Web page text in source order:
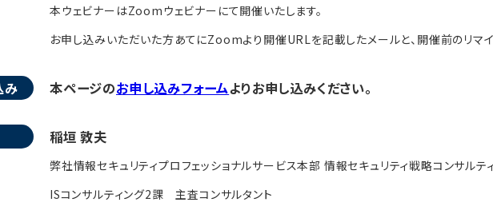
本ウェビナーはZoomウェビナーにて開催いたします。
お申し込みいただいた方あてにZoomより開催URLを記載したメールと、開催前のリマイ
み 本ページのお申し込みフォームよりお申し込みください。
稲垣 敦夫
弊社情報セキュリティプロフェッショナルサービス本部 情報セキュリティ戦略コンサルテ
ISコンサルティング2課 主査コンサルタント